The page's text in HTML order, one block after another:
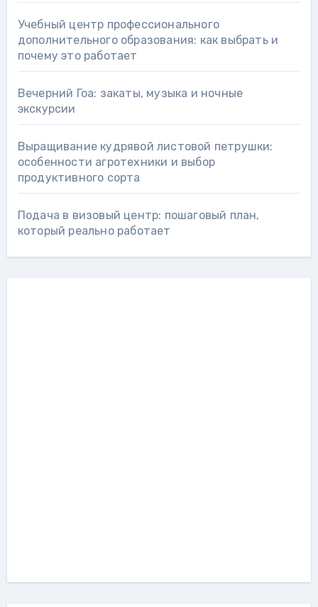
Учебный центр профессионального
дополнительного образования: как выбрать и
почему это работает
Вечерний Гоа: закаты, музыка и ночные
экскурсии
Выращивание кудрявой листовой петрушки:
особенности агротехники и выбор
продуктивного сорта
Подача в визовый центр: пошаговый план,
который реально работает